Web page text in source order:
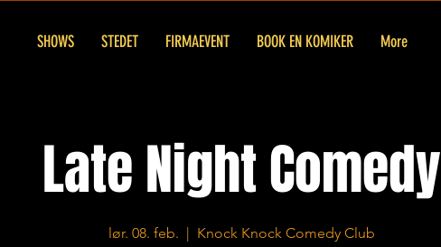
SHOWS STEDET FIRMAEVENT BOOK EN KOMIKER More
Late Night Comedy
lør. 08. feb.
  |
Knock Knock Comedy Club